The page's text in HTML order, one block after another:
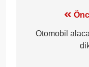
gezinmesi
Otomobil